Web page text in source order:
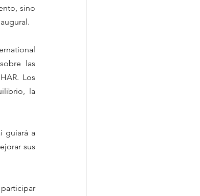
sino
las
Los
la
guiará a
sus